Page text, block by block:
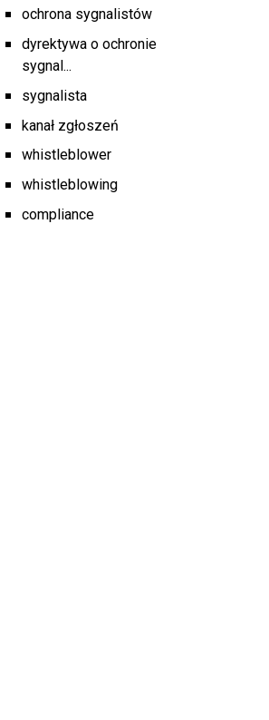
ochrona sygnalistów
dyrektywa o ochronie
sygnal...
sygnalista
kanał zgłoszeń
whistleblower
whistleblowing
compliance